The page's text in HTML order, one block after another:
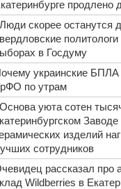
продлено
скорее останутся
в Госдуму
украинские БПЛА
по утрам
уюта сотен
Заводе
изделий
сотрудников
рассказал про
Wildberries в